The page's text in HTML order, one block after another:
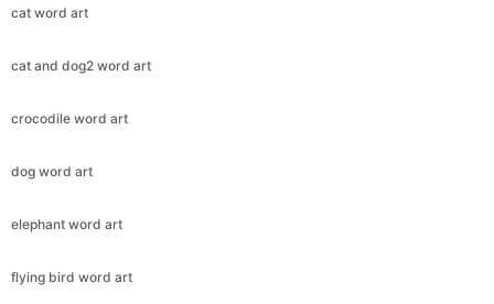
cat word art
cat and dog2 word art
crocodile word art
dog word art
elephant word art
flying bird word art